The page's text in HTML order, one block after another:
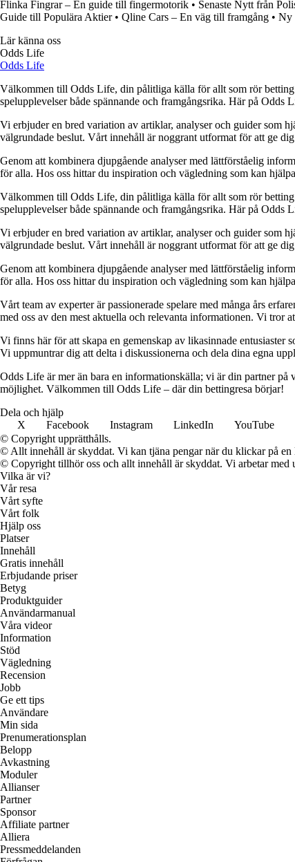
Flinka Fingrar – En guide till fingermotorik • Senaste Nytt från
Guide till Populära Aktier• Qline Cars – En väg till framgång • Ny
Lär känna oss
Odds Life
Odds Life
Välkommen till Odds Life, din pålitliga källa för allt som rör
spelupplevelser både spännande och framgångsrika. Här på
Vi erbjuder en bred variation av artiklar, analyser och guider som
välgrundade beslut. Vårt innehåll är noggrant utformat för att ge
Genom att kombinera djupgående analyser med lättförståelig
för alla. Hos oss hittar du inspiration och vägledning som kan
Välkommen till Odds Life, din pålitliga källa för allt som rör
spelupplevelser både spännande och framgångsrika. Här på
Vi erbjuder en bred variation av artiklar, analyser och guider som
välgrundade beslut. Vårt innehåll är noggrant utformat för att ge
Genom att kombinera djupgående analyser med lättförståelig
för alla. Hos oss hittar du inspiration och vägledning som kan
Vårt team av experter är passionerade spelare med många års
med oss av den mest aktuella och relevanta informationen. Vi
Vi finns här för att skapa en gemenskap av likasinnade entusiaster
Vi uppmuntrar dig att delta i diskussionerna och dela dina egna
Odds Life är mer än bara en informationskälla; vi är din partner
möjlighet. Välkommen till Odds Life – där din bettingresa börjar!
Dela och hjälp
X
Facebook Instagram LinkedIn YouTube
© Copyright upprätthålls.
© Allt innehåll är skyddat. Vi kan tjäna pengar när du klickar på en
© Copyright tillhör oss och allt innehåll är skyddat. Vi arbetar med
Vilka är vi?
Vår resa
Vårt syfte
Vårt folk
Hjälp oss
Platser
Innehåll
Gratis innehåll
Erbjudande priser
Betyg
Produktguider
Användarmanual
Våra videor
Information
Stöd
Vägledning
Recension
Jobb
Ge ett tips
Användare
Min sida
Prenumerationsplan
Belopp
Avkastning
Moduler
Allianser
Partner
Sponsor
Affiliate partner
Alliera
Pressmeddelanden